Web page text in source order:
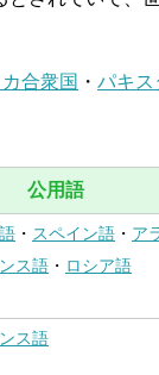
合衆国 ・ パキス
公用語
・ スペイン語 ・ ア
ス語 ・ ロシア語
ス語